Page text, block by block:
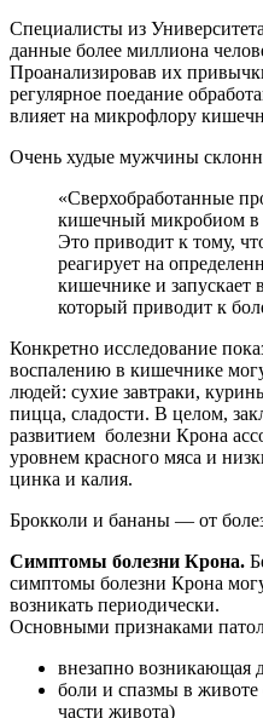
Специалисты из
данные более миллиона
Проанализировав их
регулярное поедание
влияет на микрофлору
Очень худые мужчины
«Сверхобработанные продукты сдвигают
кишечный микробиом в
Это приводит к тому,
реагирует на
кишечнике и запускает
который приводит к
Конкретно исследование
воспалению в кишечнике
людей: сухие завтраки,
пицца, сладости. В целом,
развитием болезни Крона
уровнем красного мяса и
цинка и калия.
Брокколи и бананы — от
Симптомы болезни Крона.
симптомы болезни Крона
возникать периодически.
Основными признаками
внезапно возникающая
боли и спазмы в
части живота)